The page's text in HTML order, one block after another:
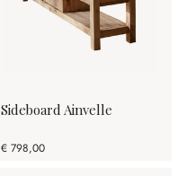
Sideboard Ainvelle
€ 798,00